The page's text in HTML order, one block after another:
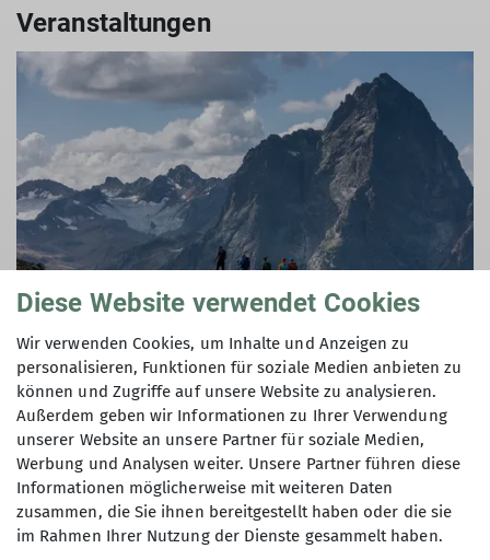
Veranstaltungen
© Michael Dörfer
mehr erfahren
Geschäftsstelle
Diese Website verwendet Cookies
Wir verwenden Cookies, um Inhalte und Anzeigen zu
personalisieren, Funktionen für soziale Medien anbieten zu
können und Zugriffe auf unsere Website zu analysieren.
Außerdem geben wir Informationen zu Ihrer Verwendung
unserer Website an unsere Partner für soziale Medien,
Werbung und Analysen weiter. Unsere Partner führen diese
Informationen möglicherweise mit weiteren Daten
zusammen, die Sie ihnen bereitgestellt haben oder die sie
im Rahmen Ihrer Nutzung der Dienste gesammelt haben.